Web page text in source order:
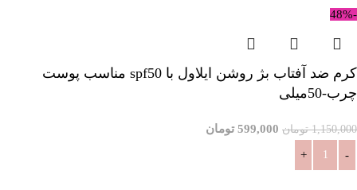
-48%
کرم ضد آفتاب بژ روشن ایلاول با spf50 مناسب پوست
چرب-50میلی
1,150,000 تومان 599,000 تومان